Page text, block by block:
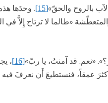
بالروح والحقّ»[15]
. وحدَها
«طالما لا ترتاح إِلاَّ في
«نعم. قد آمنتُ، يا ربّ»[16]
،
عمقاً، فنستطيعَ أَن نعرفَ